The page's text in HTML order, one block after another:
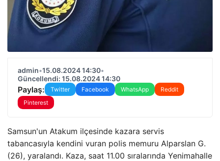
admin•15.08.2024 14:30•
Güncellendi: 15.08.2024 14:30
Paylaş: Twitter Facebook WhatsApp
Reddit
Pinterest
Samsun'un Atakum ilçesinde kazara servis
tabancasıyla kendini vuran polis memuru Alparslan G.
(26), yaralandı. Kaza, saat 11.00 sıralarında Yenimahalle